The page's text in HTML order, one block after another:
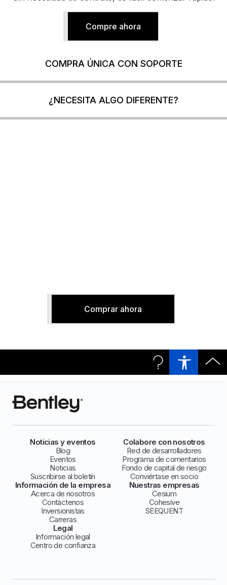
COMPRA ÚNICA CON SOPORTE
¿NECESITA ALGO DIFERENTE?
Compre ahora
Comprar ahora
Noticias y eventos
Blog
Eventos
Noticias
Suscribirse al boletín
Colabore con nosotros
Red de desarrolladores
Programa de comentarios
Fondo de capital de riesgo
Conviértase en socio
Información de la empresa
Acerca de nosotros
Contáctenos
Inversionistas
Carreras
Nuestras empresas
Cesium
Cohesive
SEEQUENT
Legal
Información legal
Centro de confianza